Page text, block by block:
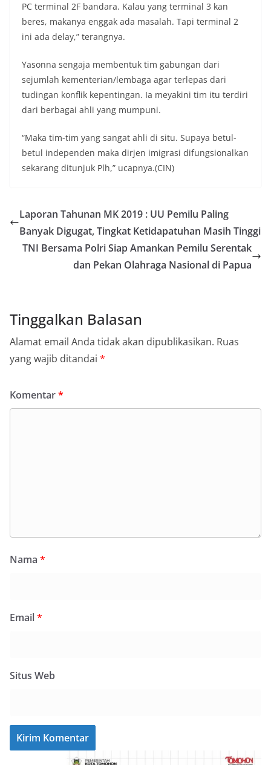
PC terminal 2F bandara. Kalau yang terminal 3 kan
beres, makanya enggak ada masalah. Tapi terminal 2
ini ada delay,” terangnya.
Yasonna sengaja membentuk tim gabungan dari
sejumlah kementerian/lembaga agar terlepas dari
tudingan konflik kepentingan. Ia meyakini tim itu terdiri
dari berbagai ahli yang mumpuni.
“Maka tim-tim yang sangat ahli di situ. Supaya betul-
betul independen maka dirjen imigrasi difungsionalkan
sekarang ditunjuk Plh,” ucapnya.(CIN)
Laporan Tahunan MK 2019 : UU Pemilu Paling
Banyak Digugat, Tingkat Ketidapatuhan Masih Tinggi
TNI Bersama Polri Siap Amankan Pemilu Serentak
dan Pekan Olahraga Nasional di Papua
Tinggalkan Balasan
Alamat email Anda tidak akan dipublikasikan. Ruas
yang wajib ditandai *
Komentar*
Nama *
Email*
Situs Web